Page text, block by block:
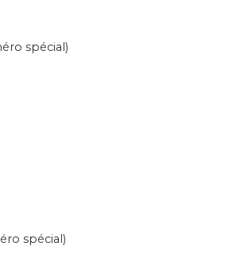
spécial)
spécial)